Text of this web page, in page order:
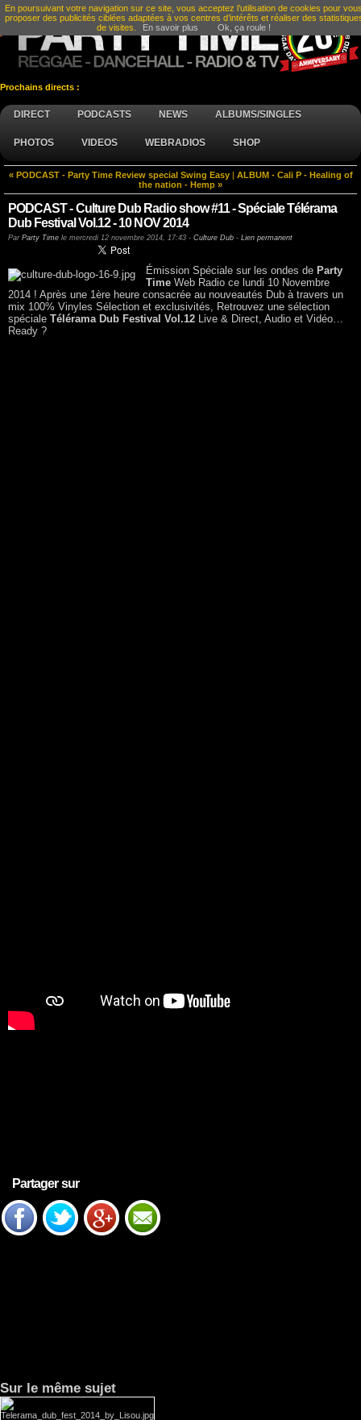
Prochains directs :
DIRECT PODCASTS NEWS ALBUMS/SINGLES
PHOTOS VIDEOS WEBRADIOS SHOP
« PODCAST - Party Time Review special Swing Easy
ALBUM - Cali P - Healing of
the nation - Hemp »
PODCAST - Culture Dub Radio show #11 - Spéciale Télérama
Dub Festival Vol.12 - 10 NOV 2014
Par Party Time le mercredi 12 novembre 2014, 17:43 - Culture Dub - Lien permanent
Émission Spéciale sur les ondes de Party
Time Web Radio ce lundi 10 Novembre
2014 ! Après une 1ère heure consacrée au nouveautés Dub à travers un
mix 100% Vinyles Sélection et exclusivités, Retrouvez une sélection
spéciale Télérama Dub Festival Vol.12 Live & Direct, Audio et Vidéo…
Ready ?
Partager sur
Sur le même sujet
En poursuivant votre navigation sur ce site, vous acceptez l’utilisation de cookies pour
proposer des publicités ciblées adaptées à vos centres d’intérêts et réaliser des
de visites.
En savoir plus Ok, ça roule !